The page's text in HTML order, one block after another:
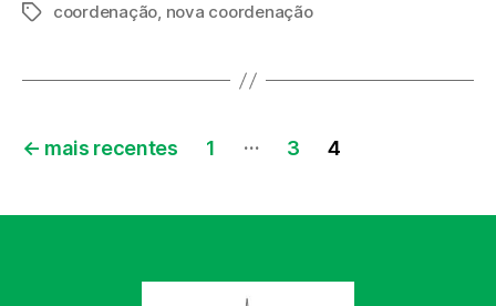
Tagscoordenação, nova coordenação
Paginação
posts
← mais recentes 1 … 3 4